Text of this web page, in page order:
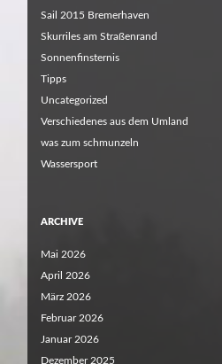
Sail 2015 Bremerhaven
Skurriles am Straßenrand
Sonnenfinsternis
Tipps
Uncategorized
Verschiedenes aus dem Umland
was zum schmunzeln
Wassersport
ARCHIVE
Mai 2026
April 2026
März 2026
Februar 2026
Januar 2026
Dezember 2025